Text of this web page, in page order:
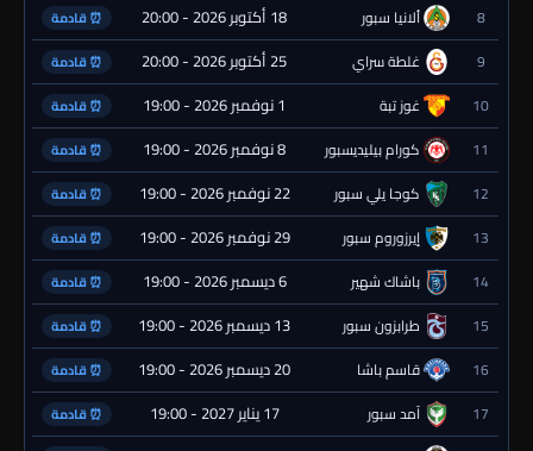
8 ألانيا سبور 18 أكتوبر 2026 - 20:00 ⏰ قادمة
9 غلطة سراي 25 أكتوبر 2026 - 20:00 ⏰ قادمة
10 غوز تبة 1 نوفمبر 2026 - 19:00 ⏰ قادمة
11 كورام بيليديسبور 8 نوفمبر 2026 - 19:00 ⏰ قادمة
12 كوجا يلي سبور 22 نوفمبر 2026 - 19:00 ⏰ قادمة
13 إيرزوروم سبور 29 نوفمبر 2026 - 19:00 ⏰ قادمة
14 باشاك شهير 6 ديسمبر 2026 - 19:00 ⏰ قادمة
15 طرابزون سبور 13 ديسمبر 2026 - 19:00 ⏰ قادمة
16 قاسم باشا 20 ديسمبر 2026 - 19:00 ⏰ قادمة
17 آمد سبور 17 يناير 2027 - 19:00 ⏰ قادمة